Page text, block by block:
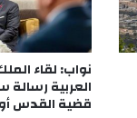
نواب: لقاء
العربية رسالة
قضية القدس